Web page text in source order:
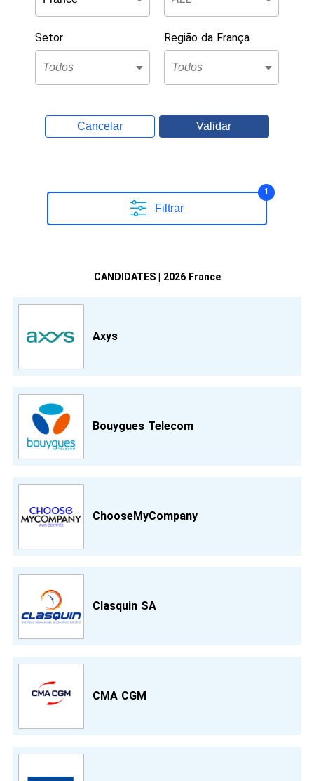
Setor Região da França
Cancelar Validar
Filtrar
1
CANDIDATES | 2026 France
Axys
Bouygues Telecom
ChooseMyCompany
Clasquin SA
CMA CGM